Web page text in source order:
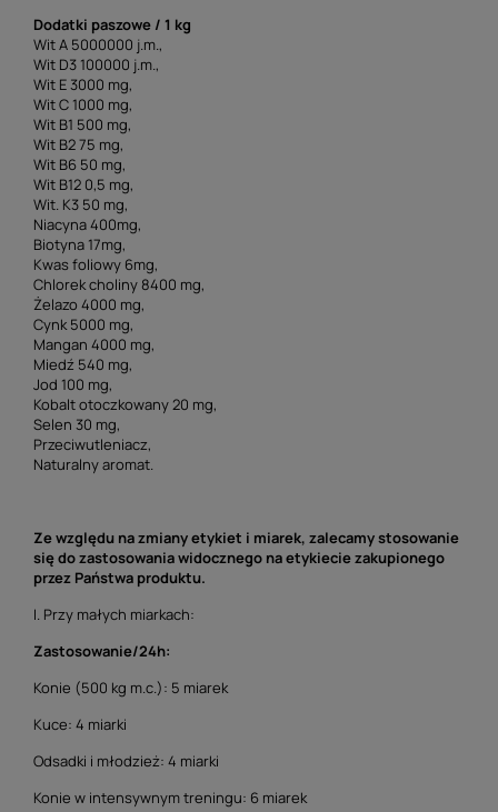
Dodatki paszowe / 1 kg
Wit A 5000000 j.m.,
Wit D3 100000 j.m.,
Wit E 3000 mg,
Wit C 1000 mg,
Wit B1 500 mg,
Wit B2 75 mg,
Wit B6 50 mg,
Wit B12 0,5 mg,
Wit. K3 50 mg,
Niacyna 400mg,
Biotyna 17mg,
Kwas foliowy 6mg,
Chlorek choliny 8400 mg,
Żelazo 4000 mg,
Cynk 5000 mg,
Mangan 4000 mg,
Miedź 540 mg,
Jod 100 mg,
Kobalt otoczkowany 20 mg,
Selen 30 mg,
Przeciwutleniacz,
Naturalny aromat.
Ze względu na zmiany etykiet i miarek, zalecamy stosowanie
się do zastosowania widocznego na etykiecie zakupionego
przez Państwa produktu.
I. Przy małych miarkach:
Zastosowanie/24h:
Konie (500 kg m.c.): 5 miarek
Kuce: 4 miarki
Odsadki i młodzież: 4 miarki
Konie w intensywnym treningu: 6 miarek